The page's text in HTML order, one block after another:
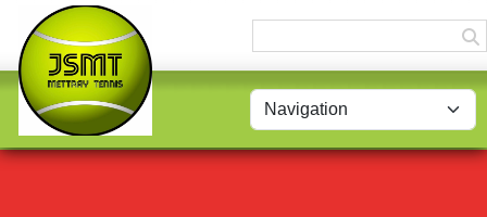
Panneau de gestion des cookies